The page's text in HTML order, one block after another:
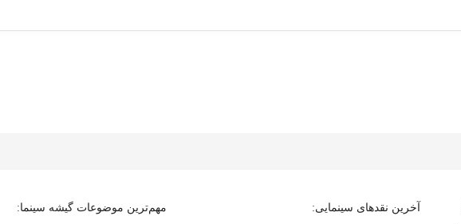
آخرین نقدهای سینمایی: مهم‌ترین موضوعات گیشه سینما: